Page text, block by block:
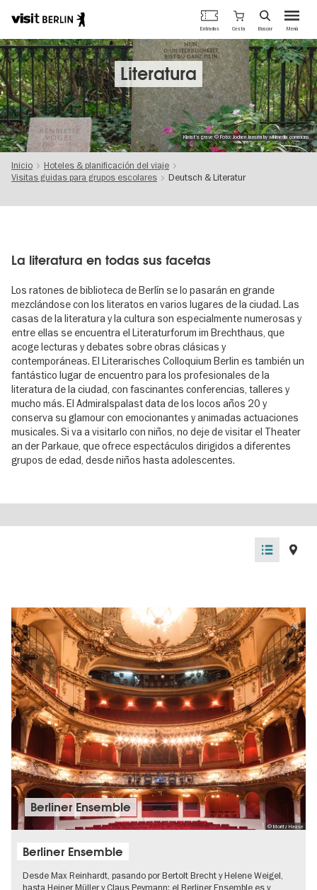
Pasar
al
contenido
principal
Portal
oficial
de
turismo
de
Berlín
Menú
Entradas Cesta Buscar
Literatura
Kleist's grave © Foto: Jochen Jansen by wikimedia commons
Inicio
Hoteles & planificación del viaje
Visitas guidas para grupos escolares
Deutsch & Literatur
La literatura en todas sus facetas
Los ratones de biblioteca de Berlín se lo pasarán en grande
mezclándose con los literatos en varios lugares de la ciudad. Las
casas de la literatura y la cultura son especialmente numerosas y
entre ellas se encuentra el Literaturforum im Brechthaus, que
acoge lecturas y debates sobre obras clásicas y
contemporáneas. El Literarisches Colloquium Berlin es también un
fantástico lugar de encuentro para los profesionales de la
literatura de la ciudad, con fascinantes conferencias, talleres y
mucho más. El Admiralspalast data de los locos años 20 y
conserva su glamour con emocionantes y animadas actuaciones
musicales. Si va a visitarlo con niños, no deje de visitar el Theater
an der Parkaue, que ofrece espectáculos dirigidos a diferentes
grupos de edad, desde niños hasta adolescentes.
List
view
Map
view
© Moritz Haase
Berliner Ensemble
Berliner Ensemble
Desde Max Reinhardt, pasando por Bertolt Brecht y Helene Weigel,
hasta Heiner Müller y Claus Peymann: el Berliner Ensemble es y